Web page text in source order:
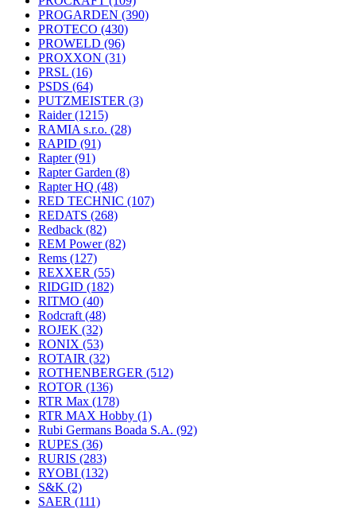
PROGARDEN (390)
PROTECO (430)
PROWELD (96)
PROXXON (31)
PRSL (16)
PSDS (64)
PUTZMEISTER (3)
Raider(1215)
RAMIA s.r.o. (28)
RAPID (91)
Rapter(91)
Rapter Garden (8)
Rapter HQ (48)
RED TECHNIC (107)
REDATS (268)
Redback (82)
REM Power(82)
Rems (127)
REXXER (55)
RIDGID (182)
RITMO (40)
Rodcraft (48)
ROJEK (32)
RONIX (53)
ROTAIR (32)
ROTHENBERGER (512)
ROTOR (136)
RTR Max (178)
RTR MAX Hobby (1)
Rubi Germans Boada S.A. (92)
RUPES (36)
RURIS (283)
RYOBI (132)
S&K (2)
SAER (111)